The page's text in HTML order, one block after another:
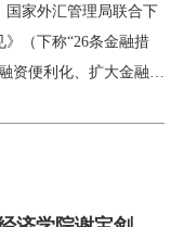
转为失业人口。其次，
，该数据4月份下降至
应避免这部分就业人
计算，约有1700万返
12251万人外出务工，
出务工
国家外汇管理局联合下
（下称“26条金融措
资便利化、扩大金融业
见》推出后，有助于
新等领域进一步提升